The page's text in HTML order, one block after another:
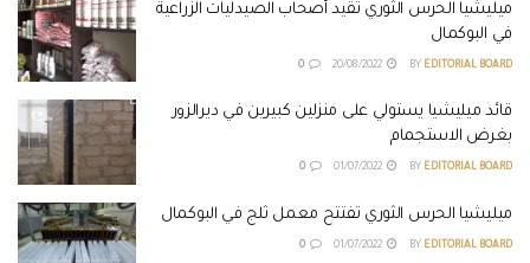
ميليشيا الحرس الثوري تقيد أصحاب الصيدليات الزراعية
في البوكمال
BY EDITORIAL BOARD
قائد ميليشيا يستولي على منزلين كبيرين في ديرالزور
بغرض الاستجمام
BY EDITORIAL BOARD
ميليشيا الحرس الثوري تفتتح معمل ثلج في البوكمال
BY EDITORIAL BOARD